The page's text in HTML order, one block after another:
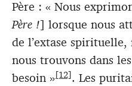
Père : « Nous
Père !] lorsque nous
de l’extase
nous trouvons dans
besoin »[12]. Les